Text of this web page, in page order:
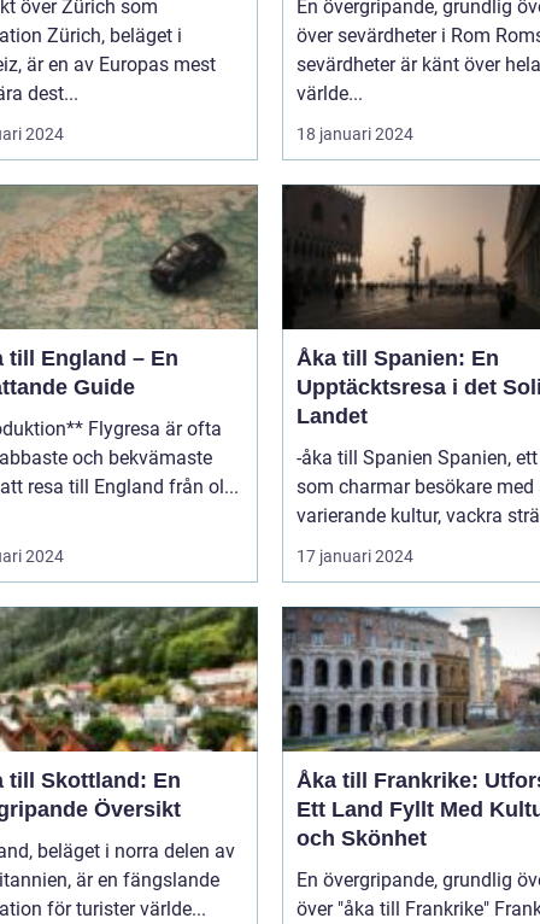
över Zürich som
beläget i
är en av Europas mest
dest...
2024
En övergripande, grundlig
över sevärdheter i Rom Roms
sevärdheter är känt över hela
världe...
18 januari 2024
till England – En
Guide
Flygresa är ofta
och bekvämaste
resa till England från ol...
2024
Åka till Spanien: En
Upptäcktsresa i det
Landet
-åka till Spanien Spanien, ett land
som charmar besökare med
varierande kultur, vackra
17 januari 2024
till Skottland: En
Översikt
beläget i norra delen av
är en fängslande
för turister världe...
Åka till Frankrike:
Ett Land Fyllt Med
och Skönhet
En övergripande, grundlig
över "åka till Frankrike" Frankrike,